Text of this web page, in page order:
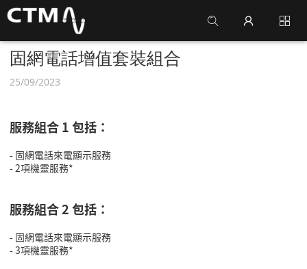
固網電話增值套裝組合
25/09/2023
服務組合1包括：
- 固網電話來電顯示服務
- 2項機靈服務*
服務組合2包括：
- 固網電話來電顯示服務
- 3項機靈服務*